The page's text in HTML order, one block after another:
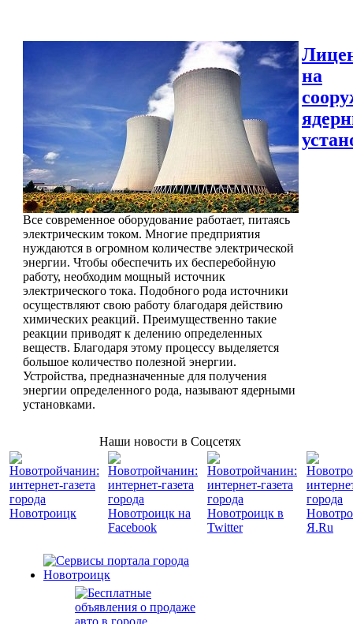
Все современное оборудование работает, питаясь
электрическим током. Многие предприятия
нуждаются в огромном количестве электрической
энергии. Чтобы обеспечить их бесперебойную
работу, необходим мощный источник
электрического тока. Подобного рода источники
осуществляют свою работу благодаря действию
химических реакций. Преимущественно такие
реакции приводят к делению определенных
веществ. Благодаря этому процессу выделяется
большое количество полезной энергии.
Устройства, предназначенные для получения
энергии определенного рода, называют ядерными
установками.
на
Наши новости в Соцсетях